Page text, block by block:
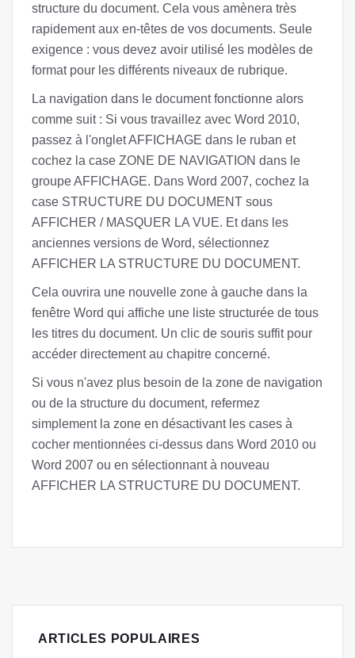
structure du document. Cela vous amènera très
rapidement aux en-têtes de vos documents. Seule
exigence : vous devez avoir utilisé les modèles de
format pour les différents niveaux de rubrique.
La navigation dans le document fonctionne alors
comme suit : Si vous travaillez avec Word 2010,
passez à l'onglet AFFICHAGE dans le ruban et
cochez la case ZONE DE NAVIGATION dans le
groupe AFFICHAGE. Dans Word 2007, cochez la
case STRUCTURE DU DOCUMENT sous
AFFICHER / MASQUER LA VUE. Et dans les
anciennes versions de Word, sélectionnez
AFFICHER LA STRUCTURE DU DOCUMENT.
Cela ouvrira une nouvelle zone à gauche dans la
fenêtre Word qui affiche une liste structurée de tous
les titres du document. Un clic de souris suffit pour
accéder directement au chapitre concerné.
Si vous n'avez plus besoin de la zone de navigation
ou de la structure du document, refermez
simplement la zone en désactivant les cases à
cocher mentionnées ci-dessus dans Word 2010 ou
Word 2007 ou en sélectionnant à nouveau
AFFICHER LA STRUCTURE DU DOCUMENT.
ARTICLES POPULAIRES